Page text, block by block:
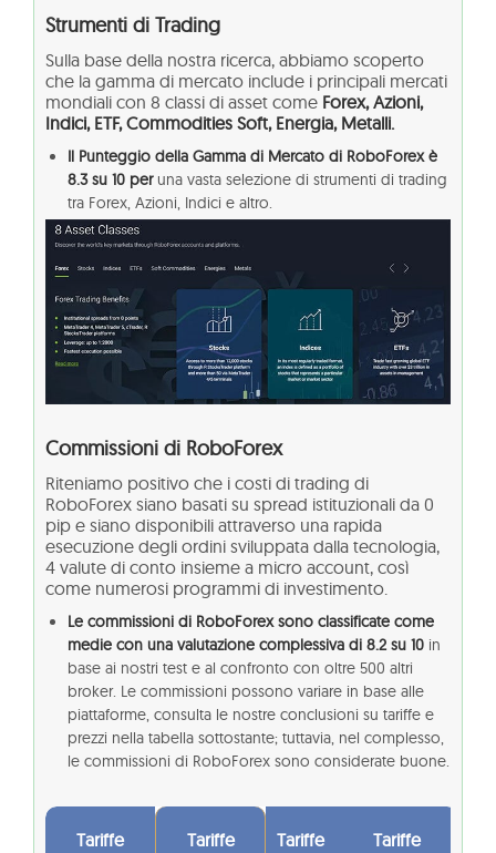
Strumenti di Trading
Sulla base della nostra ricerca, abbiamo scoperto
che la gamma di mercato include i principali mercati
mondiali con 8 classi di asset come Forex, Azioni,
Indici, ETF, Commodities Soft, Energia, Metalli.
Il Punteggio della Gamma di Mercato di RoboForex è
8.3 su 10 peruna vasta selezione di strumenti di trading
tra Forex, Azioni, Indici e altro.
Commissioni di RoboForex
Riteniamo positivo che i costi di trading di
RoboForex siano basati su spread istituzionali da 0
pip e siano disponibili attraverso una rapida
esecuzione degli ordini sviluppata dalla tecnologia,
4 valute di conto insieme a micro account, così
come numerosi programmi di investimento.
Le commissioni di RoboForex sono classificate come
medie con una valutazione complessiva di 8.2 su 10 in
base ai nostri test e al confronto con oltre 500 altri
broker. Le commissioni possono variare in base alle
piattaforme, consulta le nostre conclusioni su tariffe e
prezzi nella tabella sottostante; tuttavia, nel complesso,
le commissioni di RoboForex sono considerate buone.
Tariffe
Tariffe
Tariffe
Tariffe